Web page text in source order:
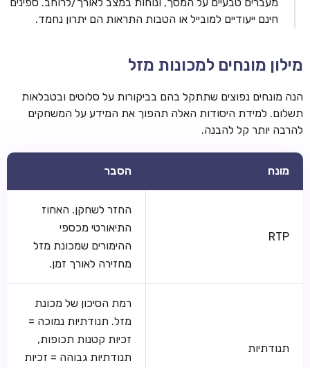
חינם ייעודיים למובייל או הטבות התראות הם יתרון נחמד.
מילון מונחים למכונות מזל
הנה מונחים נפוצים שתתקל בהם בביקורות על סלוטים ובטבלאות
תשלום. למידת היסודות האלה תהפוך את המידע על המשחקים
להרבה יותר קל להבנה.
מונח הסבר
RTP
החזר לשחקן. האחוז
התיאורטי מכספי
ההימורים שמכונת מזל
מחזירה לאורך זמן.
תנודתיות
רמת הסיכון של מכונת
מזל. תנודתיות נמוכה =
זכיות קטנות תכופות,
תנודתיות גבוהה = זכיות